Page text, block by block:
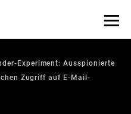
Experiment: Ausspionierte
Zugriff auf E-Mail-